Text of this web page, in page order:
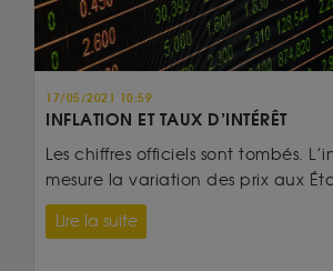
17/05/2021 10:59
INFLATION ET TAUX D’INTÉRÊT
Les chiffres officiels sont tombés.
mesure la variation des prix aux
Lire la suite